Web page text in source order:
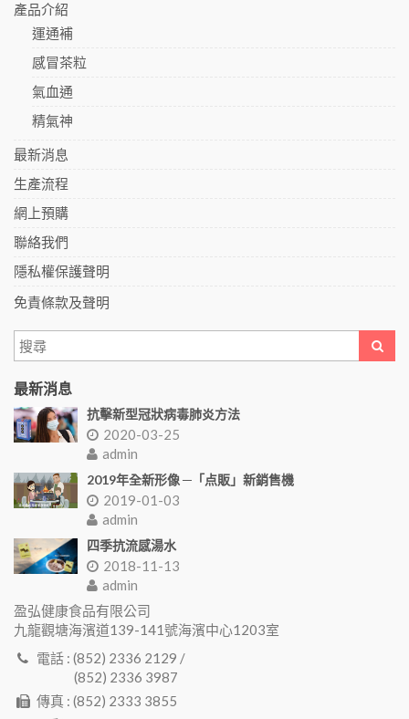
產品介紹
運通補
感冒茶粒
氣血通
精氣神
最新消息
生產流程
網上預購
聯絡我們
隱私權保護聲明
免責條款及聲明
最新消息
抗擊新型冠狀病毒肺炎方法
2020-03-25
admin
2019年全新形像 ─「点販」新銷售機
2019-01-03
admin
四季抗流感湯水
2018-11-13
admin
盈弘健康食品有限公司
九龍觀塘海濱道139-141號海濱中心1203室
電話 : (852) 2336 2129 /
(852) 2336 3987
傳真 : (852) 2333 3855